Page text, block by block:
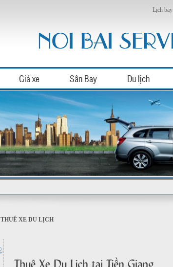
Lịch bay
Giá xe Sân Bay Du lịch
THUÊ XE DU LỊCH